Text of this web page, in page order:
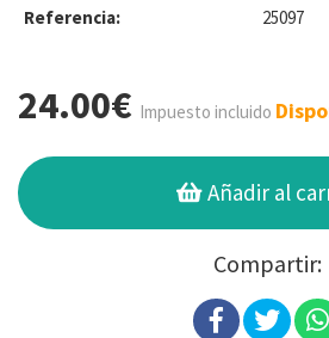
Referencia: 25097
24.00€ Impuesto incluido
Añadir al
Compartir: